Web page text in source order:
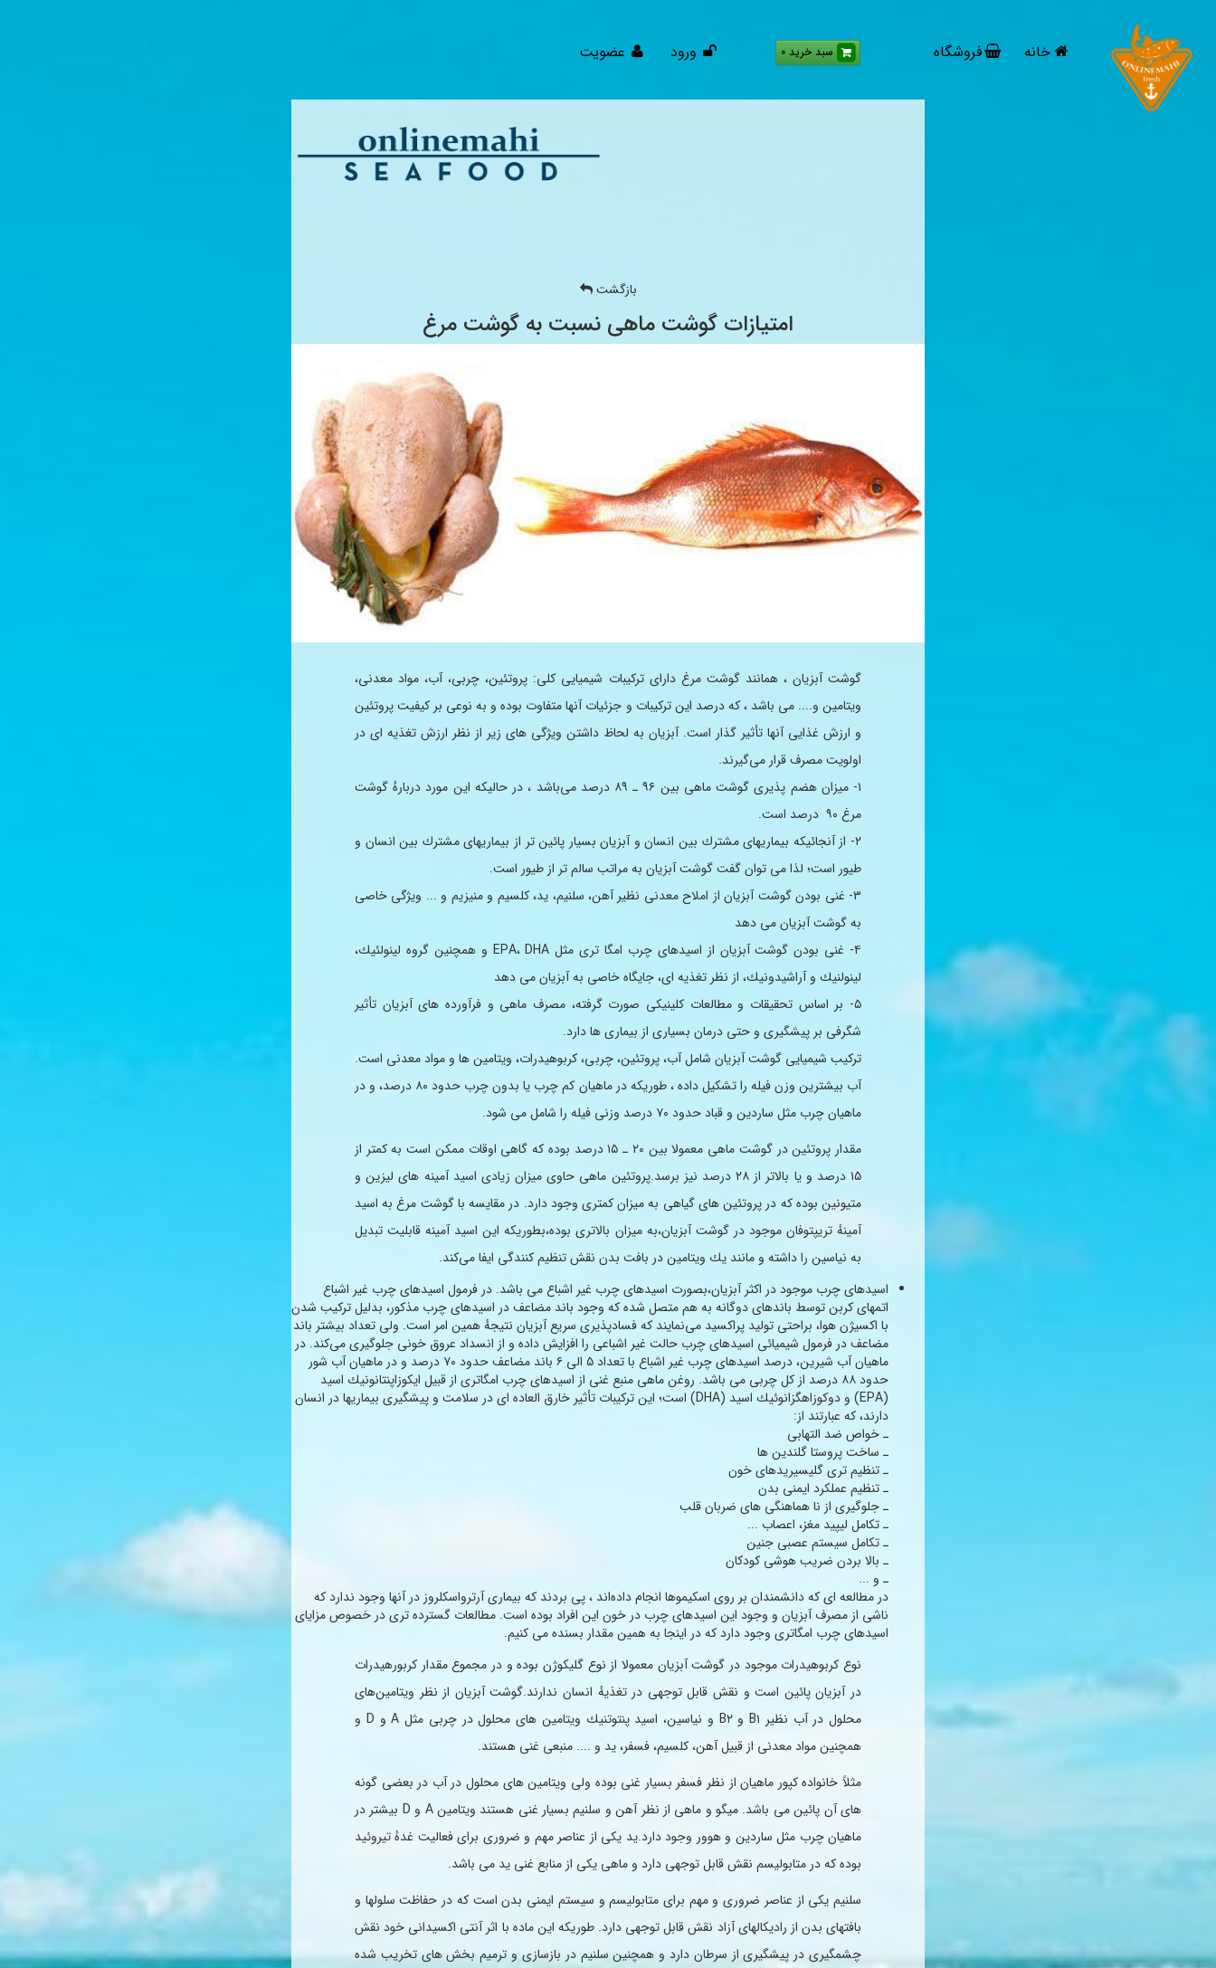
سبد خرید 0 ورود عضویت خانه فروشگاه
بازگشت
امتیازات گوشت ماهی نسبت به گوشت مرغ
گوشت آبزیان ، همانند گوشت مرغ دارای تركیبات شیمیایی كلی: پروتئین، چربی، آب، مواد معدنی،
ویتامین و.... می باشد ، كه درصد این تركیبات و جزئیات آنها متفاوت بوده و به نوعی بر كیفیت پروتئین
و ارزش غذایی آنها تأثیر گذار است. آبزیان به لحاظ داشتن ویژگی های زیر از نظر ارزش تغذیه ای در
اولویت مصرف قرار می‌گیرند.
۱- میزان هضم پذیری گوشت ماهی بین ۹۶ ـ ۸۹ درصد می‌باشد ، در حالیكه این مورد دربارهٔ گوشت
مرغ ۹۰ درصد است.
۲- از آنجائیكه بیماریهای مشترك بین انسان و آبزیان بسیار پائین تر از بیماریهای مشترك بین انسان و
طیور است؛ لذا می توان گفت گوشت آبزیان به مراتب سالم تر از طیور است.
۳- غنی بودن گوشت آبزیان از املاح معدنی نظیر آهن، سلنیم، ید، كلسیم و منیزیم و ... ویژگی خاصی
به گوشت آبزیان می دهد
۴- غنی بودن گوشت آبزیان از اسیدهای چرب امگا تری مثل EPA، DHA و همچنین گروه لینولئیك،
لینولنیك و آراشیدونیك، از نظر تغذیه ای، جایگاه خاصی به آبزیان می دهد
۵- بر اساس تحقیقات و مطالعات كلینیكی صورت گرفته، مصرف ماهی و فرآورده های آبزیان تأثیر
شگرفی بر پیشگیری و حتی درمان بسیاری از بیماری ها دارد.
تركیب شیمیایی گوشت آبزیان شامل آب، پروتئین، چربی، كربوهیدرات، ویتامین ها و مواد معدنی است.
آب بیشترین وزن فیله را تشكیل داده ، ‌طوریكه در ماهیان كم چرب یا بدون چرب حدود ۸۰ درصد، و در
ماهیان چرب مثل ساردین و قباد حدود ۷۰ درصد وزنی فیله را شامل می شود.
مقدار پروتئین در گوشت ماهی معمولا بین ۲۰ ـ ۱۵ درصد بوده كه گاهی اوقات ممكن است به كمتر از
۱۵ درصد و یا بالاتر از ۲۸ درصد نیز برسد.پروتئین ماهی حاوی میزان زیادی اسید آمینه های لیزین و
متیونین بوده كه در پروتئین های گیاهی به میزان كمتری وجود دارد. در مقایسه با گوشت مرغ به اسید
آمینهٔ تریپتوفان موجود در گوشت آبزیان،به میزان بالاتری بوده،بطوریكه این اسید آمینه قابلیت تبدیل
به نیاسین را داشته و مانند یك ویتامین در بافت بدن نقش تنظیم كنندگی ایفا می‌كند.
اسیدهای چرب موجود در اكثر آبزیان،بصورت اسیدهای چرب غیر اشباع می باشد. در فرمول اسیدهای چرب غیر اشباع
اتمهای كربن توسط باندهای دوگانه به هم متصل شده كه وجود باند مضاعف در اسیدهای چرب مذكور، بدلیل تركیب شدن
با اكسیژن هوا، براحتی تولید پراكسید می‌نمایند كه فسادپذیری سریع آبزیان نتیجهٔ همین امر است. ولی تعداد بیشتر باند
مضاعف در فرمول شیمیائی اسیدهای چرب حالت غیر اشباعی را افزایش داده و از انسداد عروق خونی جلوگیری می‌كند. در
ماهیان آب شیرین، درصد اسیدهای چرب غیر اشباع با تعداد ۵ الی ۶ باند مضاعف حدود ۷۰ درصد و در ماهیان آب شور
حدود ۸۸ درصد از كل چربی می باشد. روغن ماهی منبع غنی از اسیدهای چرب امگاتری از قبیل ایكوزاپنتانونیك اسید
(EPA) و دوكوزاهگزانوئیك اسید (DHA) است؛ این تركیبات تأثیر خارق العاده ای در سلامت و پیشگیری بیماریها در انسان
دارند، كه عبارتند از:
ـ خواص ضد التهابی
ـ ساخت پروستا گلندین ها
ـ تنظیم تری گلیسیریدهای خون
ـ تنظیم عملكرد ایمنی بدن
ـ جلوگیری از نا هماهنگی های ضربان قلب
ـ تكامل لیپید مغز، اعصاب ...
ـ تكامل سیستم عصبی جنین
ـ بالا بردن ضریب هوشی كودكان
ـ و ...
در مطالعه ای كه دانشمندان بر روی اسكیموها انجام داده‌اند ، پی بردند كه بیماری آرترواسكلروز در آنها وجود ندارد كه
ناشی از مصرف آبزیان و وجود این اسیدهای چرب در خون این افراد بوده است. مطالعات گسترده تری در خصوص مزایای
اسیدهای چرب امگاتری وجود دارد كه در اینجا به همین مقدار بسنده می كنیم.
نوع كربوهیدرات موجود در گوشت آبزیان معمولا از نوع گلیكوژن بوده و در مجموع مقدار كربورهیدرات
در آبزیان پائین است و نقش قابل توجهی در تغذیهٔ انسان ندارند.گوشت آبزیان از نظر ویتامین‌های
محلول در آب نظیر B۱ و B۲ و نیاسین، اسید پنتوتنیك ویتامین های محلول در چربی مثل A و D و
همچنین مواد معدنی از قبیل آهن، كلسیم، فسفر، ید و .... منبعی غنی هستند.
مثلاً خانواده كپور ماهیان از نظر فسفر بسیار غنی بوده ولی ویتامین های محلول در آب در بعضی گونه
های آن پائین می باشد. میگو و ماهی از نظر آهن و سلنیم بسیار غنی هستند ویتامین A و D بیشتر در
ماهیان چرب مثل ساردین و هوور وجود دارد.ید یكی از عناصر مهم و ضروری برای فعالیت غدهٔ تیروئید
بوده كه در متابولیسم نقش قابل توجهی دارد و ماهی یكی از منابع غنی ید می باشد.
سلنیم یكی از عناصر ضروری و مهم برای متابولیسم و سیستم ایمنی بدن است كه در حفاظت سلولها و
بافتهای بدن از رادیكالهای آزاد نقش قابل توجهی دارد. طوریكه این ماده با اثر آنتی اكسیدانی خود نقش
چشمگیری در پیشگیری از سرطان دارد و همچنین سلنیم در بازسازی و ترمیم بخش های تخریب شده